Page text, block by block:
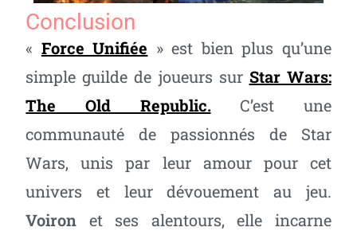
Conclusion
« Force Unifiée » est bien plus qu’une
simple guilde de joueurs sur Star Wars:
The Old Republic.C’est une
communauté de passionnés de Star
Wars, unis par leur amour pour cet
univers et leur dévouement au jeu.
Voiron et ses alentours, elle incarne